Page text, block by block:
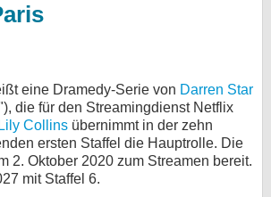
eine Dramedy-Serie von Darren Star
die für den Streamingdienst Netflix
Lily Collins übernimmt in der zehn
ersten Staffel die Hauptrolle. Die
2. Oktober 2020 zum Streamen bereit.
mit Staffel 6.
Specials
SERVICE
Gewinnspiele